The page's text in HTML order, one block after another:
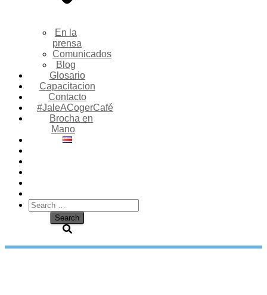
En la
prensa
Comunicados
Blog
Glosario
Capacitacion
Contacto
#JaleACogerCafé
Brocha en
Mano
Search
for: